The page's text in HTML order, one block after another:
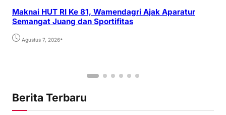
Maknai HUT RI Ke 81, Wamendagri Ajak Aparatur
Semangat Juang dan Sportifitas
Agustus 7, 2026•
Berita Terbaru